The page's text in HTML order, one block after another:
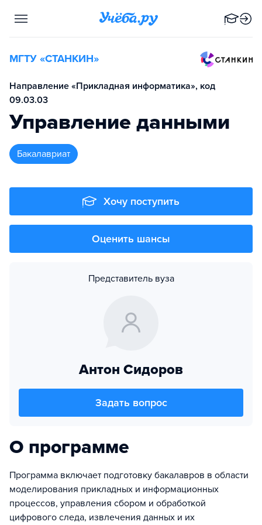
МГТУ «СТАНКИН»
Направление «Прикладная информатика», код
09.03.03
Управление данными
бакалавриат
Хочу поступить
Оценить шансы
Представитель вуза
Антон Сидоров
Задать вопрос
О программе
Программа включает подготовку бакалавров в области
моделирования прикладных и информационных
процессов, управления сбором и обработкой
цифрового следа, извлечения данных и их